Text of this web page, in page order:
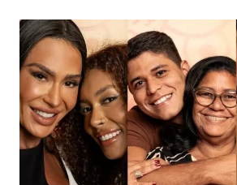
1º
PAREDÃO:
ARLEANE
E
MARCELO,
DIOGO
E
VILMA
OU
EDILBERTO